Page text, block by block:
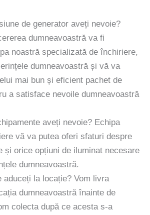
de generator aveți nevoie?
dumneavoastră va fi
noastră specializată de închiriere,
dumneavoastră și vă va
mai bun și eficient pachet de
a satisface nevoile dumneavoastră
aveți nevoie? Echipa
vă va putea oferi sfaturi despre
și orice opțiuni de iluminat necesare
dumneavoastră.
aduceți la locație? Vom livra
dumneavoastră înainte de
colecta după ce acesta s-a